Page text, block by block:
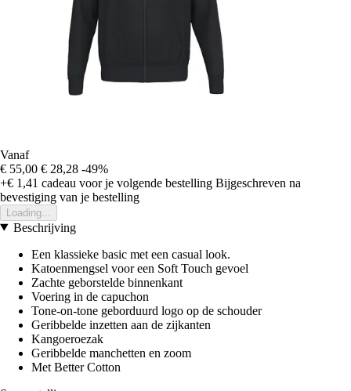
Vanaf
€ 55,00 € 28,28 -49%
+€ 1,41 cadeau voor je volgende bestelling Bijgeschreven na
bevestiging van je bestelling
Loading...
Beschrijving
Een klassieke basic met een casual look.
Katoenmengsel voor een Soft Touch gevoel
Zachte geborstelde binnenkant
Voering in de capuchon
Tone-on-tone geborduurd logo op de schouder
Geribbelde inzetten aan de zijkanten
Kangoeroezak
Geribbelde manchetten en zoom
Met Better Cotton